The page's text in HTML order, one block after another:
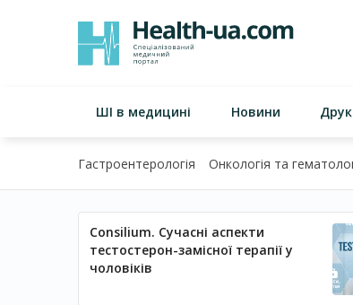
ШІ в медицині Новини
Гастроентерологія Онкологія та
Consilium. Сучасні аспекти
тестостерон-замісної терапії у
чоловіків